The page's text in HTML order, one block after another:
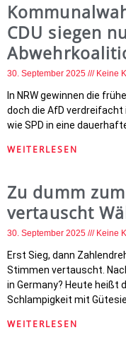
CDU siegen
30. September 2025 Keine
In NRW gewinnen die
doch die AfD verdreifacht
wie SPD in eine
WEITERLESEN
Zu dumm
vertauscht
30. September 2025 Keine
Erst Sieg, dann
Stimmen vertauscht.
in Germany? Heute heißt
Schlampigkeit mit
WEITERLESEN